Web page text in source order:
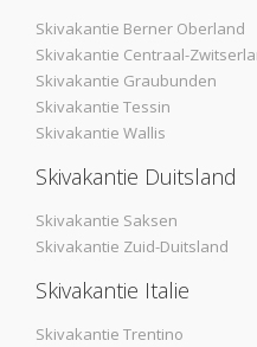
Skivakantie Berner Oberland
Skivakantie Centraal-
Skivakantie Graubunden
Skivakantie Tessin
Skivakantie Wallis
Skivakantie Duitsland
Skivakantie Saksen
Skivakantie Zuid-Duitsland
Skivakantie Italie
Skivakantie Trentino